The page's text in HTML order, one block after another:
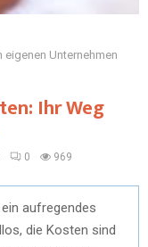
Unternehmen
Ihr Weg
0 969
aufregendes
die Kosten sind